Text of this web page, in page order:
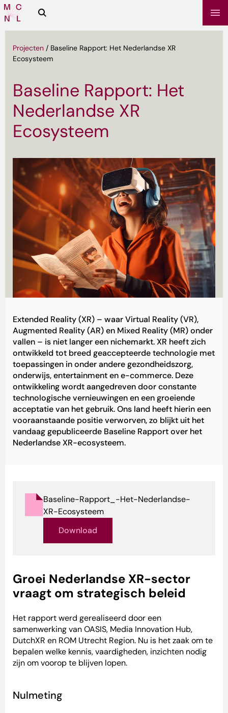
Media
Campus
Zoeken
Projecten / Baseline Rapport: Het Nederlandse XR
Ecosysteem
Baseline Rapport: Het
Nederlandse XR
Ecosysteem
Extended Reality (XR) – waar Virtual Reality (VR),
Augmented Reality (AR) en Mixed Reality (MR) onder
vallen – is niet langer een nichemarkt. XR heeft zich
ontwikkeld tot breed geaccepteerde technologie met
toepassingen in onder andere gezondheidszorg,
onderwijs, entertainment en e-commerce. Deze
ontwikkeling wordt aangedreven door constante
technologische vernieuwingen en een groeiende
acceptatie van het gebruik. Ons land heeft hierin een
vooraanstaande positie verworven, zo blijkt uit het
vandaag gepubliceerde Baseline Rapport over het
Nederlandse XR-ecosysteem.
Baseline-Rapport_-Het-Nederlandse-
XR-Ecosysteem
Download
Groei Nederlandse XR-sector
vraagt om strategisch beleid
Het rapport werd gerealiseerd door een
samenwerking van OASIS, Media Innovation Hub,
DutchXR en ROM Utrecht Region. Nu is het zaak om te
bepalen welke kennis, vaardigheden, inzichten nodig
zijn om voorop te blijven lopen.
Nulmeting